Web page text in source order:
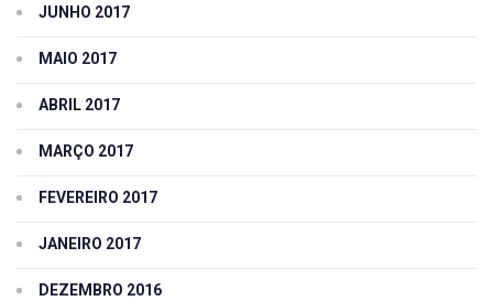
JUNHO 2017
MAIO 2017
ABRIL 2017
MARÇO 2017
FEVEREIRO 2017
JANEIRO 2017
DEZEMBRO 2016